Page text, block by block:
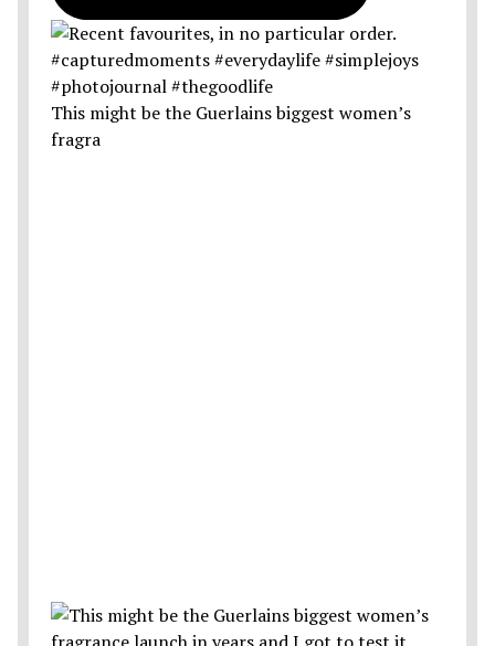
This might be the Guerlains biggest women’s
fragra